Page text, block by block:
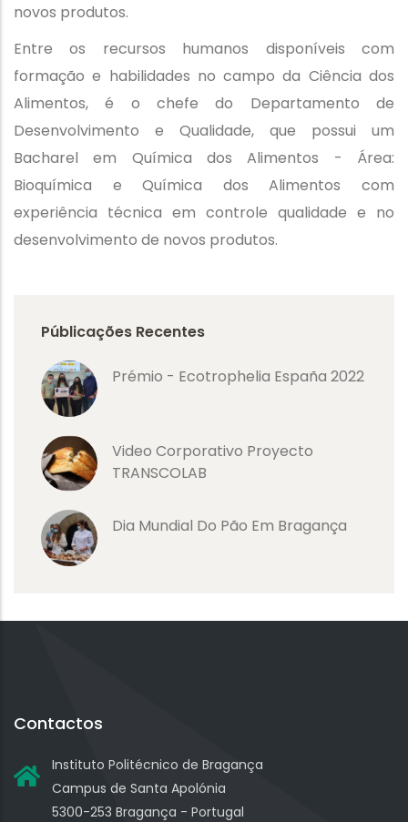
novos produtos.
Entre os recursos humanos disponíveis com
formação e habilidades no campo da Ciência dos
Alimentos, é o chefe do Departamento de
Desenvolvimento e Qualidade, que possui um
Bacharel em Química dos Alimentos - Área:
Bioquímica e Química dos Alimentos com
experiência técnica em controle qualidade e no
desenvolvimento de novos produtos.
Públicações Recentes
Prémio - Ecotrophelia España 2022
Video Corporativo Proyecto
TRANSCOLAB
Dia Mundial Do Pão Em Bragança
Contactos
Instituto Politécnico de Bragança
Campus de Santa Apolónia
5300-253 Bragança - Portugal